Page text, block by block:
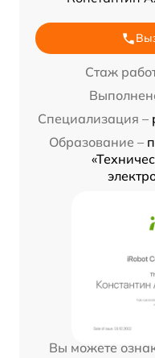
Стаж
Специализация –
Образование –
Вы можете